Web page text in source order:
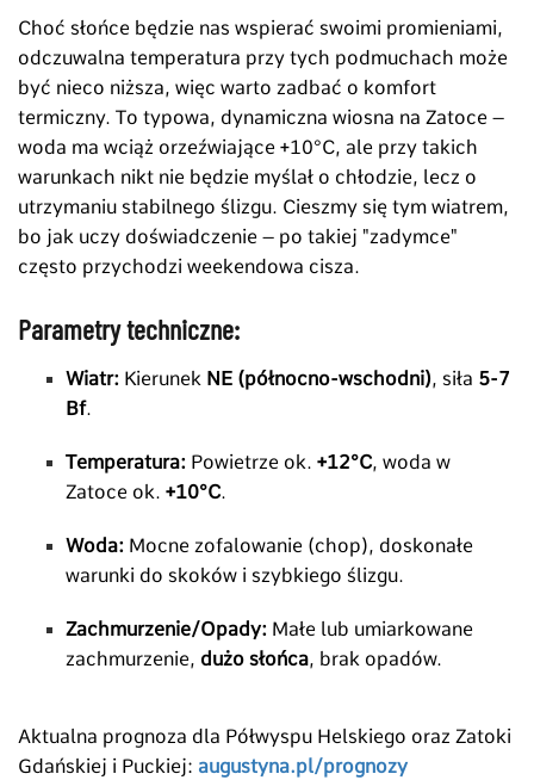
Choć słońce będzie nas wspierać swoimi promieniami,
odczuwalna temperatura przy tych podmuchach może
być nieco niższa, więc warto zadbać o komfort
termiczny. To typowa, dynamiczna wiosna na Zatoce –
woda ma wciąż orzeźwiające +10°C, ale przy takich
warunkach nikt nie będzie myślał o chłodzie, lecz o
utrzymaniu stabilnego ślizgu. Cieszmy się tym wiatrem,
bo jak uczy doświadczenie – po takiej "zadymce"
często przychodzi weekendowa cisza.
Parametry techniczne:
Wiatr: Kierunek NE (północno-wschodni), siła 5-7
Bf.
Temperatura: Powietrze ok. +12°C, woda w
Zatoce ok. +10°C.
Woda: Mocne zofalowanie (chop), doskonałe
warunki do skoków i szybkiego ślizgu.
Zachmurzenie/Opady: Małe lub umiarkowane
zachmurzenie, dużo słońca, brak opadów.
Aktualna prognoza dla Półwyspu Helskiego oraz Zatoki
Gdańskiej i Puckiej: augustyna.pl/prognozy